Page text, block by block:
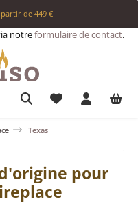
de 449 €
notreformulaire de contact.
Vous avez 0
Texas
pour